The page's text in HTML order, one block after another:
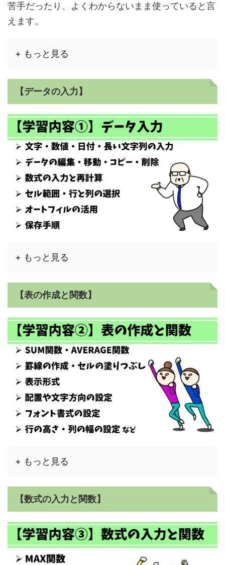
苦手だったり、よくわからないまま使っていると言
えます。
+ もっと見る
【データの入力】
+ もっと見る
【表の作成と関数】
+ もっと見る
【数式の入力と関数】